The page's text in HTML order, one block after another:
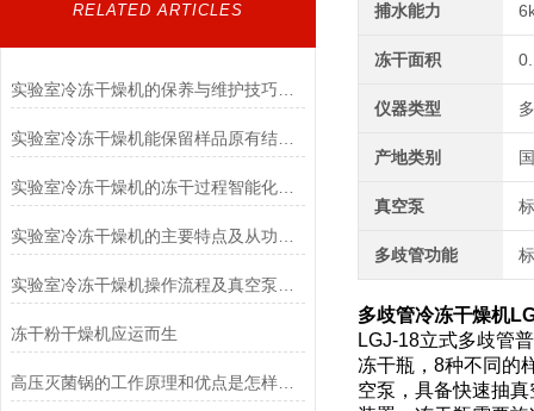
RELATED ARTICLES
实验室冷冻干燥机能保留样品原有结构和活性
实验室冷冻干燥机的冻干过程智能化功能和基本操作流程
冻干粉干燥机应运而生
高压灭菌锅的工作原理和优点是怎样的？
捕水能力
冻干面积
仪器类型
产地类别
真空泵
多歧管功能
多歧管冷冻干燥机
LGJ-18立式多歧管
冻干瓶，8种不同的
空泵，具备快速抽